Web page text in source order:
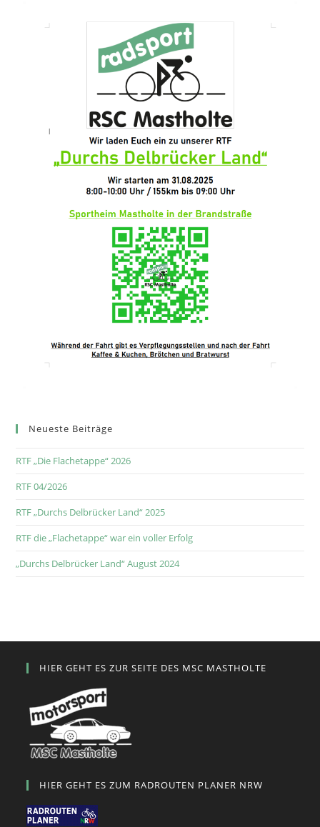
Neueste Beiträge
RTF „Die Flachetappe“ 2026
RTF 04/2026
RTF „Durchs Delbrücker Land“ 2025
RTF die „Flachetappe“ war ein voller Erfolg
„Durchs Delbrücker Land“ August 2024
HIER GEHT ES ZUR SEITE DES MSC MASTHOLTE
HIER GEHT ES ZUM RADROUTEN PLANER NRW